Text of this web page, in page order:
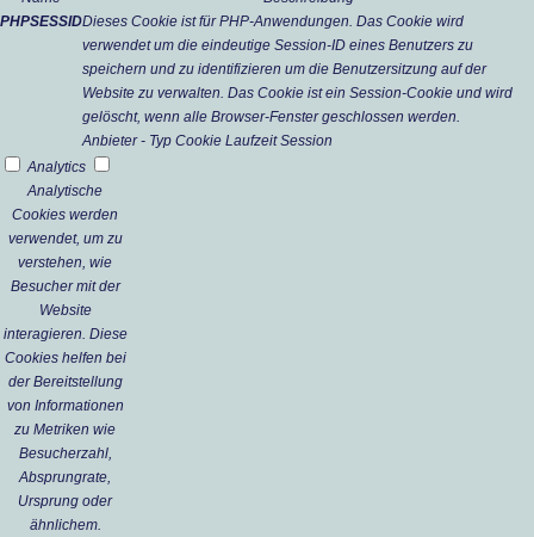
PHPSESSIDDieses Cookie ist für PHP-Anwendungen. Das Cookie wird
verwendet um die eindeutige Session-ID eines Benutzers zu
speichern und zu identifizieren um die Benutzersitzung auf der
Website zu verwalten. Das Cookie ist ein Session-Cookie und wird
gelöscht, wenn alle Browser-Fenster geschlossen werden.
Anbieter - Typ Cookie Laufzeit Session
Analytics
Analytische
Cookies werden
verwendet, um zu
verstehen, wie
Besucher mit der
Website
interagieren. Diese
Cookies helfen bei
der Bereitstellung
von Informationen
zu Metriken wie
Besucherzahl,
Absprungrate,
Ursprung oder
ähnlichem.